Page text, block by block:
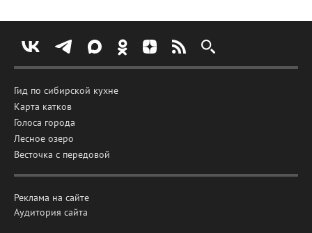
Гид по сибирской кухне
Карта катков
Голоса города
Лесное озеро
Весточка с передовой
Реклама на сайте
Аудитория сайта